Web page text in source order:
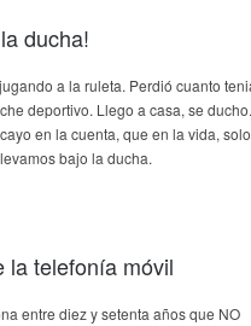
ducha!
a la ruleta. Perdió cuanto
deportivo. Llego a casa, se ducho.
en la cuenta, que en la vida, solo
bajo la ducha.
la telefonía móvil
entre diez y setenta años que NO